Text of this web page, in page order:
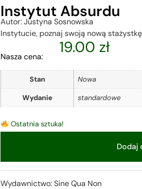
Instytut Absurdu
Autor: Justyna Sosnowska
Instytucie, poznaj swoją nową
Nasza cena:
19.00 zł
Stan Nowa
Wydanie standardowe
Ostatnia sztuka!
Dodaj
Wydawnictwo: Sine Qua Non